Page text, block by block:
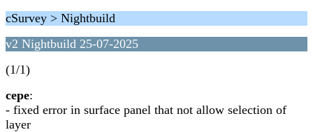
cSurvey > Nightbuild
v2 Nightbuild 25-07-2025
(1/1)
cepe:
- fixed error in surface panel that not allow selection of
layer